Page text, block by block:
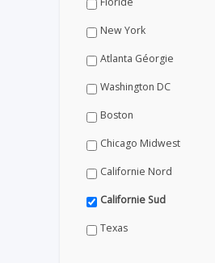
New York
Atlanta Géorgie
Washington DC
Boston
Chicago Midwest
Californie Nord
Californie Sud
Texas